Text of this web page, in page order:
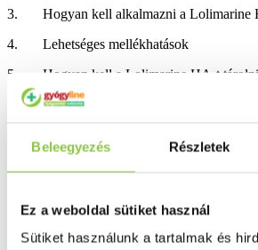
Beleegyezés Részletek
Ez a weboldal sütiket használ
Sütiket használunk a tartalmak és
3. Hogyan kell alkalmazni a Lolimarine
4. Lehetséges mellékhatások
5. Hogyan kell a Lolimarine HA-t
6. A csomagolás tartalma és egyéb
betegségek esetén alkalmazható?